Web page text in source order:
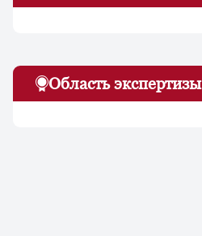
Область экспертизы